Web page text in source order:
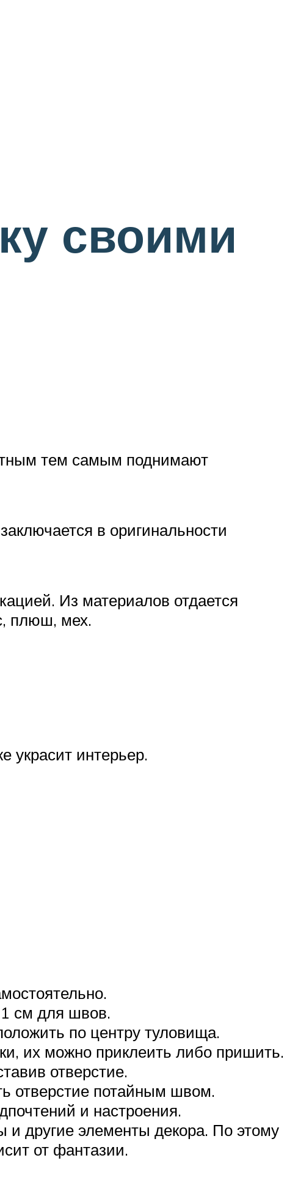
своими
тем самым поднимают
в оригинальности
Из материалов отдается
плюш, мех.
украсит интерьер.
1 см для швов.
по центру туловища.
их можно приклеить либо пришить.
отверстие.
отверстие потайным швом.
и настроения.
другие элементы декора. По этому
от фантазии.